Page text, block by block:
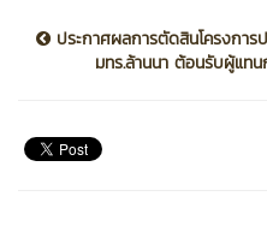
ประกาศผลการตัดสินโครงกา
มทร.ล้านนา ต้อนรับผู้แทน